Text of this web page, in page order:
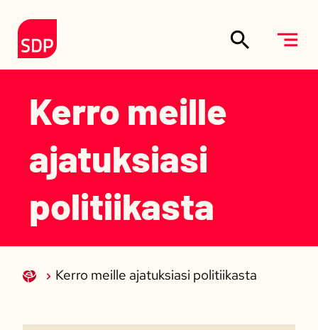
Etusivulle
Kerro meille
ajatuksiasi
politiikasta
Kerro meille ajatuksiasi politiikasta